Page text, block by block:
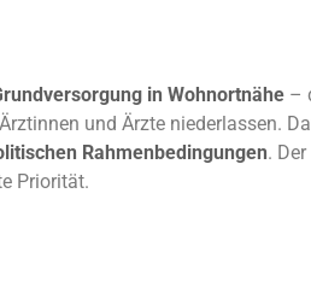
wird
in Wohnortnähe –
und Ärzte niederlassen.
Rahmenbedingungen. Der
Priorität.